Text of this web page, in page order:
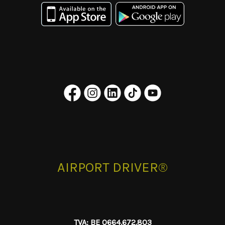
AIRPORT DRIVER®
TVA: BE 0664.672.803